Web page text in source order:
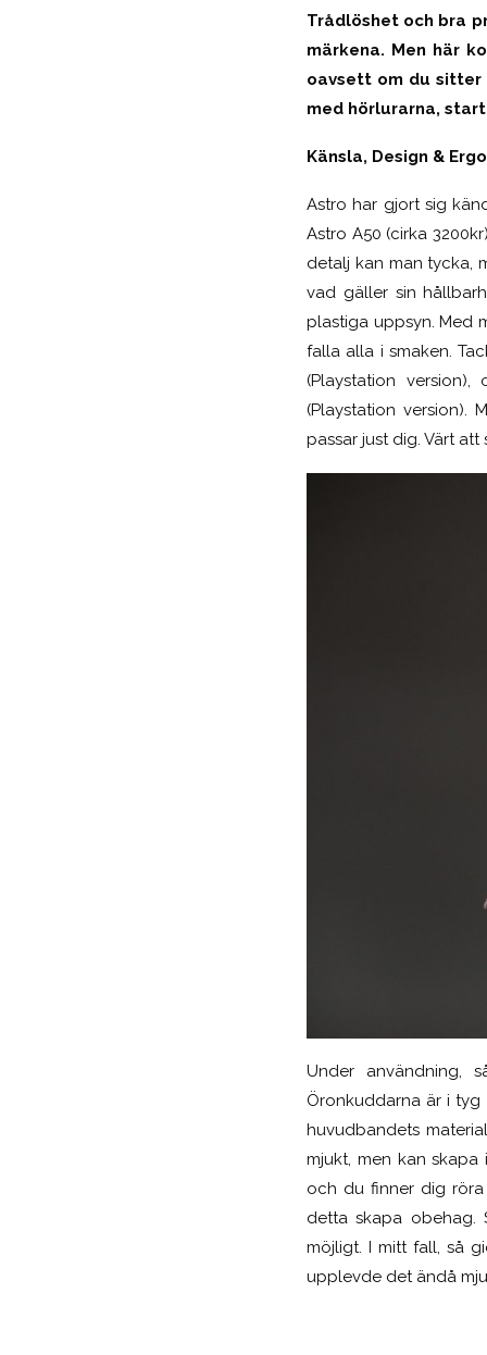
Trådlöshet och bra
märkena. Men här
oavsett om du sitter
med hörlurarna,
Känsla, Design &
Astro har gjort sig
Astro A50 (cirka
detalj kan man tycka,
vad gäller sin
plastiga uppsyn. Med
falla alla i smaken.
(Playstation
(Playstation version).
passar just dig. Värt
Under användning,
Öronkuddarna är i
huvudbandets
mjukt, men kan
och du finner dig
detta skapa obehag.
möjligt. I mitt fall, så
upplevde det ändå